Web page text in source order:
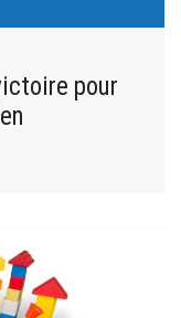
pour